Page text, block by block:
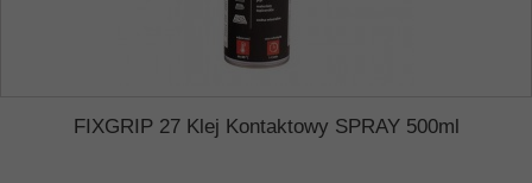
FIXGRIP 27 Klej Kontaktowy SPRAY 500ml